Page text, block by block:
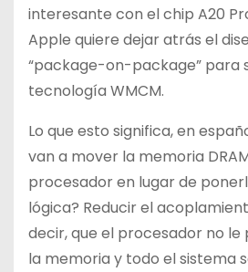
interesante con el chip A20
Apple quiere dejar atrás el
“package-on-package” para
tecnología WMCM.
Lo que esto significa, en
van a mover la memoria
procesador en lugar de
lógica? Reducir el
decir, que el procesador no
la memoria y todo el sistema